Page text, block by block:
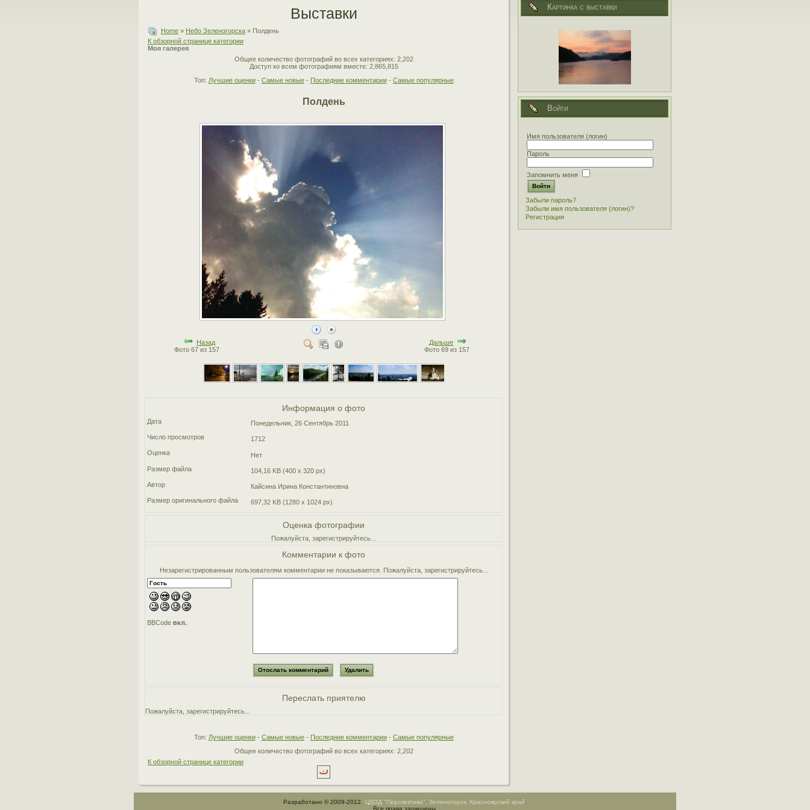
Выставки
Home » Небо Зеленогорска » Полдень
К обзорной странице категории
Моя галерея
Общее количество фотографий во всех категориях: 2,202
Доступ ко всем фотографиям вместе: 2,865,815
Топ: Лучшие оценки- Самые новые- Последние комментарии- Самые популярные
Полдень
Назад
Фото 67 из 157
Дальше
Фото 69 из 157
Информация о фото
Дата
Понедельник, 26 Сентябрь 2011
Число просмотров
1712
Оценка
Нет
Размер файла
104,16 KB (400 x 320 px)
Автор
Кайсина Ирина Константиновна
Размер оригинального файла
697,32 KB (1280 x 1024 px)
Оценка фотографии
Пожалуйста, зарегистрируйтесь...
Комментарии к фото
Незарегистрированным пользователям комментарии не показываются. Пожалуйста, зарегистрируйтесь...
BBCodeвкл.
Переслать приятелю
Пожалуйста, зарегистрируйтесь...
Топ: Лучшие оценки- Самые новые- Последние комментарии- Самые популярные
Общее количество фотографий во всех категориях: 2,202
К обзорной странице категории
Картинка с выставки
Войти
Имя пользователя (логин)
Пароль
Запомнить меня
Забыли пароль?
Забыли имя пользователя (логин)?
Регистрация
Разработано © 2009-2012. ЦДОД "Перспектива", Зеленогорск, Красноярский край.
Все права защищены.